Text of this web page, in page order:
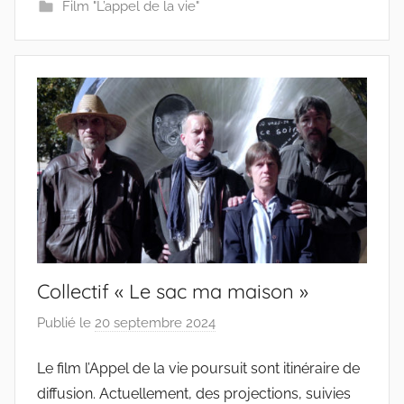
s
Film "L’appel de la vie"
Collectif « Le sac ma maison »
Publié le 20 septembre 2024
r
c
Le film l’Appel de la vie poursuit sont itinéraire de
diffusion. Actuellement, des projections, suivies